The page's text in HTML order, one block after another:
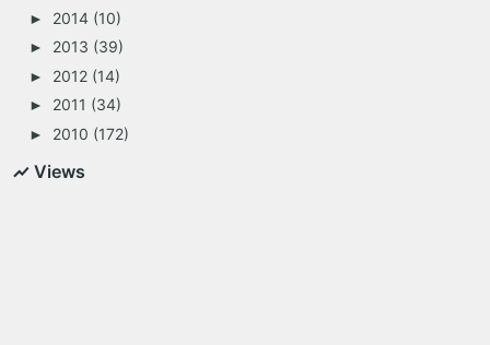
► 2014 (10)
► 2013 (39)
► 2012 (14)
► 2011 (34)
► 2010 (172)
Views